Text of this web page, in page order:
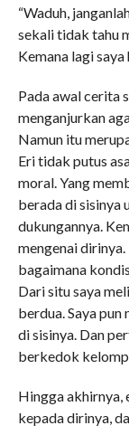
“Waduh,
sekali tidak tahu
Kemana lagi
Pada awal cerita
menganjurkan
Namun itu
Eri tidak putus
moral. Yang
berada di sisinya
dukungannya.
mengenai
bagaimana
Dari situ saya
berdua. Saya
di sisinya. Dan
berkedok
Hingga akhirnya,
kepada dirinya,